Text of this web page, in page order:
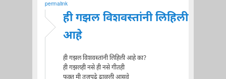
permalink
ही गझल विशवस्तांनी लिहिली
आहे
ही गझल विशवस्तांनी लिहिली आहे का?
ही गझलही नसे ही नसे गीतही
फक्त मी तुजपुढे ढाळली आसवे